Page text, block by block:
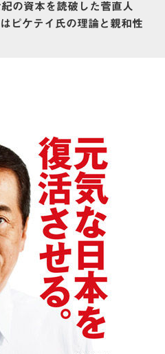
の資本を読破した菅直人
ピケテイ氏の理論と親和性